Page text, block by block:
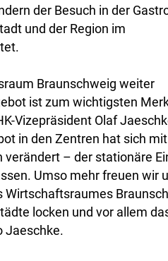
der Besuch in der
und der Region im
Braunschweig weiter
ist zum wichtigsten
Vizepräsident Olaf
in den Zentren hat sich
– der stationäre
Umso mehr freuen wir
Wirtschaftsraumes
locken und vor allem
Jaeschke.